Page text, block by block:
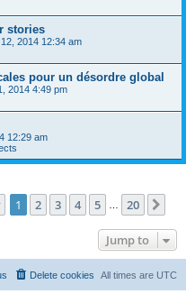
stories
2014 12:34 am
pour un désordre global
2014 4:49 pm
12:29 am
Page 1of 20
1 2 3 4 5 20
Jump to
All times are UTC
Delete cookies